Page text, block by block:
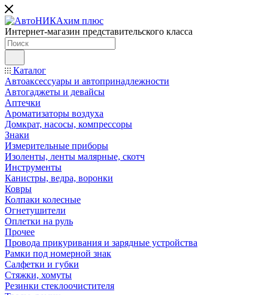
Интернет-магазин представительского класса
Каталог
Автоаксессуары и автопринадлежности
Автогаджеты и девайсы
Аптечки
Ароматизаторы воздуха
Домкрат, насосы, компрессоры
Знаки
Измерительные приборы
Изоленты, ленты малярные, скотч
Инструменты
Канистры, ведра, воронки
Ковры
Колпаки колесные
Огнетушители
Оплетки на руль
Прочее
Провода прикуривания и зарядные устройства
Рамки под номерной знак
Салфетки и губки
Стяжки, хомуты
Резинки стеклоочистителя